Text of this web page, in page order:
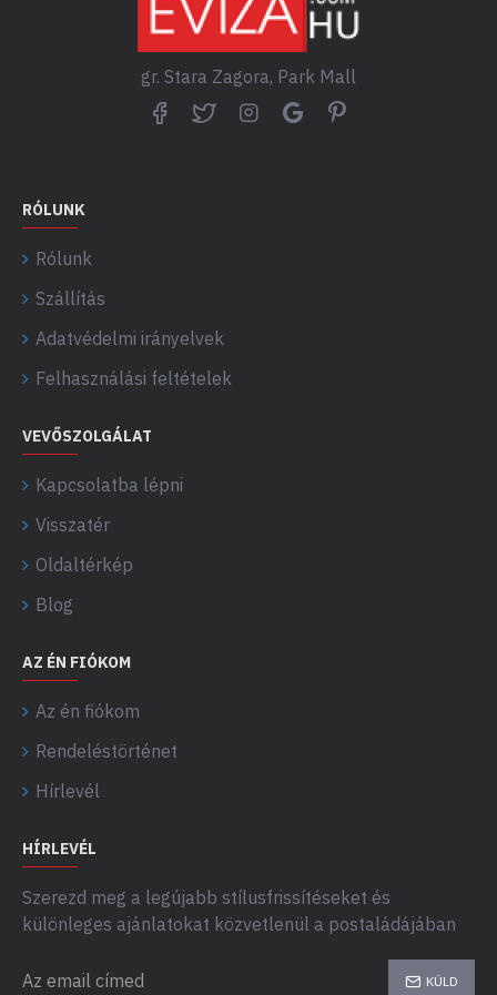
gr. Stara Zagora, Park Mall
RÓLUNK
Rólunk
Szállítás
Adatvédelmi irányelvek
Felhasználási feltételek
VEVŐSZOLGÁLAT
Kapcsolatba lépni
Visszatér
Oldaltérkép
Blog
AZ ÉN FIÓKOM
Az én fiókom
Rendeléstörténet
Hírlevél
HÍRLEVÉL
Szerezd meg a legújabb stílusfrissítéseket és
különleges ajánlatokat közvetlenül a postaládájában
KÜLD